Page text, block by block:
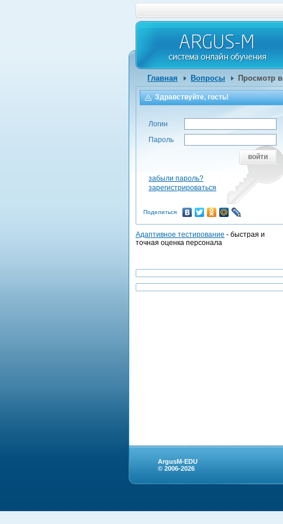
Главная Вопросы Просмотр
Здравствуйте, гость!
Логин
Пароль
войти
забыли пароль?
зарегистрироваться
Поделиться
Адаптивное тестирование - быстрая и
точная оценка персонала
ArgusM-EDU
© 2006-2026